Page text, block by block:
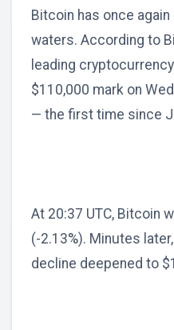
Bitcoin has once
waters. According to
leading
$110,000 mark on
— the first time since
At 20:37 UTC, Bitcoin
(-2.13%). Minutes
decline deepened to